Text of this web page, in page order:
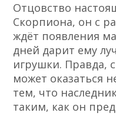
Отцовство
Скорпиона, он с
ждёт появления
дней дарит ему
игрушки. Правда,
может оказаться
тем, что
таким, как он